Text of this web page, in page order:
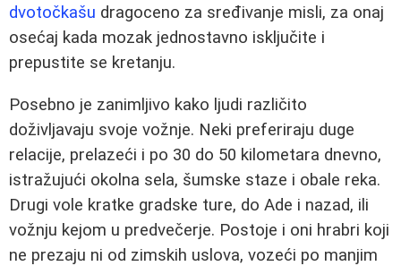
dvotočkašu dragoceno za sređivanje misli, za onaj
osećaj kada mozak jednostavno isključite i
prepustite se kretanju.
Posebno je zanimljivo kako ljudi različito
doživljavaju svoje vožnje. Neki preferiraju duge
relacije, prelazeći i po 30 do 50 kilometara dnevno,
istražujući okolna sela, šumske staze i obale reka.
Drugi vole kratke gradske ture, do Ade i nazad, ili
vožnju kejom u predvečerje. Postoje i oni hrabri koji
ne prezaju ni od zimskih uslova, vozeći po manjim